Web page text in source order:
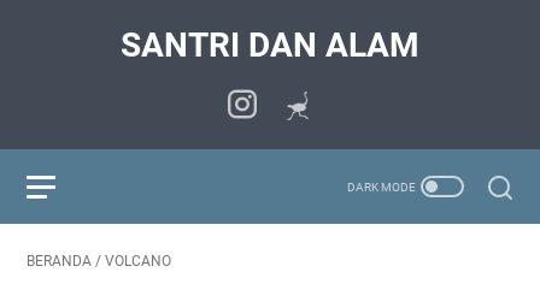
SANTRI DAN ALAM
BERANDA / VOLCANO